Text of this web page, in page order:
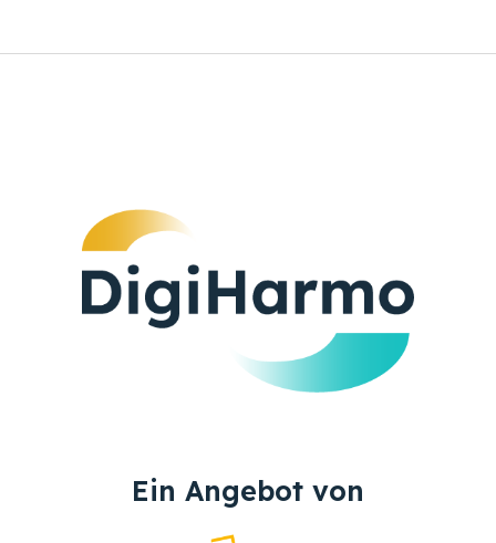
Ein Angebot von